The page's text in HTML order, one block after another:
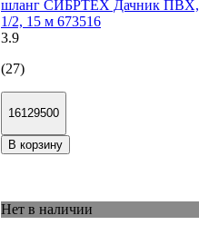
шланг СИБРТЕХ Дачник ПВХ,
1/2, 15 м 673516
3.9
(27)
16129500
В корзину
Нет в наличии